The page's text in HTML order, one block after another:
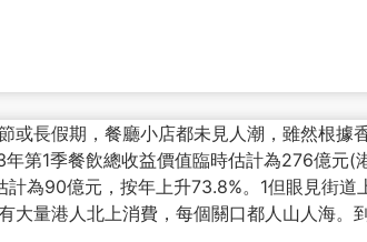
或長假期，餐廳小店都未見人潮，雖然根據
第1季餐飲總收益價值臨時估計為276億元(
計為90億元，按年上升73.8%。1但眼見街道
大量港人北上消費，每個關口都人山人海。